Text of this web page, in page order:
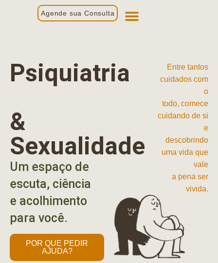
Agende sua Consulta
Psiquiatria
&
Sexualidade
Um espaço de
escuta, ciência
e acolhimento
para você.
POR QUE PEDIR
AJUDA?
Entre tantos
cuidados com
o
todo, comece
cuidando de si
e
descobrindo
uma vida que
vale
a pena ser
vivida.